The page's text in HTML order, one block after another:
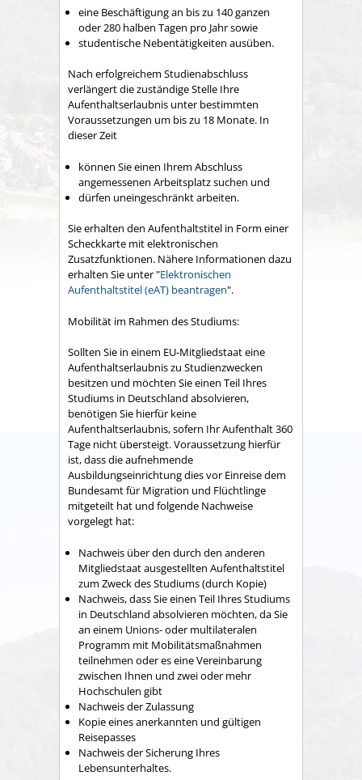
eine Beschäftigung an bis zu 140 ganzen
oder 280 halben Tagen pro Jahr sowie
studentische Nebentätigkeiten ausüben.
Nach erfolgreichem Studienabschluss
verlängert die zuständige Stelle Ihre
Aufenthaltserlaubnis unter bestimmten
Voraussetzungen um bis zu 18 Monate. In
dieser Zeit
können Sie einen Ihrem Abschluss
angemessenen Arbeitsplatz suchen und
dürfen uneingeschränkt arbeiten.
Sie erhalten den Aufenthaltstitel in Form einer
Scheckkarte mit elektronischen
Zusatzfunktionen. Nähere Informationen dazu
erhalten Sie unter "Elektronischen
Aufenthaltstitel (eAT) beantragen".
Mobilität im Rahmen des Studiums:
Sollten Sie in einem EU-Mitgliedstaat eine
Aufenthaltserlaubnis zu Studienzwecken
besitzen und möchten Sie einen Teil Ihres
Studiums in Deutschland absolvieren,
benötigen Sie hierfür keine
Aufenthaltserlaubnis, sofern Ihr Aufenthalt 360
Tage nicht übersteigt. Voraussetzung hierfür
ist, dass die aufnehmende
Ausbildungseinrichtung dies vor Einreise dem
Bundesamt für Migration und Flüchtlinge
mitgeteilt hat und folgende Nachweise
vorgelegt hat:
Nachweis über den durch den anderen
Mitgliedstaat ausgestellten Aufenthaltstitel
zum Zweck des Studiums (durch Kopie)
Nachweis, dass Sie einen Teil Ihres Studiums
in Deutschland absolvieren möchten, da Sie
an einem Unions- oder multilateralen
Programm mit Mobilitätsmaßnahmen
teilnehmen oder es eine Vereinbarung
zwischen Ihnen und zwei oder mehr
Hochschulen gibt
Nachweis der Zulassung
Kopie eines anerkannten und gültigen
Reisepasses
Nachweis der Sicherung Ihres
Lebensunterhaltes.